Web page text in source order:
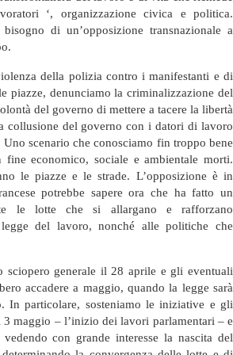
‘, organizzazione civica e politica.
di un’opposizione transnazionale a
della polizia contro i manifestanti e di
piazze, denunciamo la criminalizzazione del
del governo di mettere a tacere la libertà
collusione del governo con i datori di lavoro
scenario che conosciamo fin troppo bene
fine economico, sociale e ambientale morti.
le piazze e le strade. L’opposizione è in
potrebbe sapere ora che ha fatto un
le lotte che si allargano e rafforzano
del lavoro, nonché alle politiche che
sciopero generale il 28 aprile e gli eventuali
accadere a maggio, quando la legge sarà
In particolare, sosteniamo le iniziative e gli
maggio – l’inizio dei lavori parlamentari – e
con grande interesse la nascita del